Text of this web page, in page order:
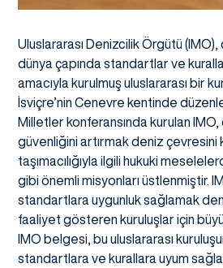
Uluslararası Denizcilik Örgütü
dünya çapında standartlar ve
amacıyla kurulmuş uluslararası bir
İsviçre’nin Cenevre kentinde
Milletler konferansında kurulan IMO,
güvenliğini artırmak deniz çevresini
taşımacılığıyla ilgili hukuki
gibi önemli misyonları üstlenmiştir.
standartlara uygunluk sağlamak
faaliyet gösteren kuruluşlar için
IMO belgesi, bu uluslararası
standartlara ve kurallara uyum